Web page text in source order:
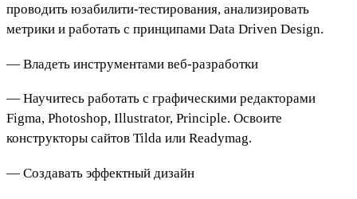
проводить юзабилити-тестирования, анализировать
метрики и работать с принципами Data Driven Design.
— Владеть инструментами веб-разработки
— Научитесь работать с графическими редакторами
Figma, Photoshop, Illustrator, Principle. Освоите
конструкторы сайтов Tilda или Readymag.
— Создавать эффектный дизайн